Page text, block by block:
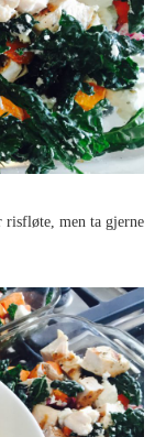
risfløte, men ta gjerne